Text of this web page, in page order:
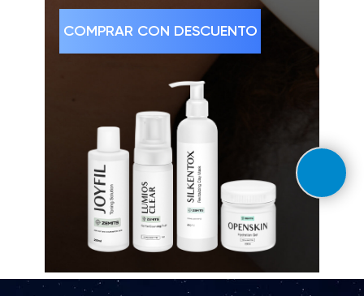
COMPRAR CON DESCUENTO